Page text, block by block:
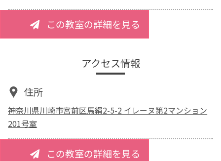
この教室の詳細を見る
アクセス情報
住所
神奈川県川崎市宮前区馬絹2-5-2 イレーヌ第2マンション
201号室
この教室の詳細を見る